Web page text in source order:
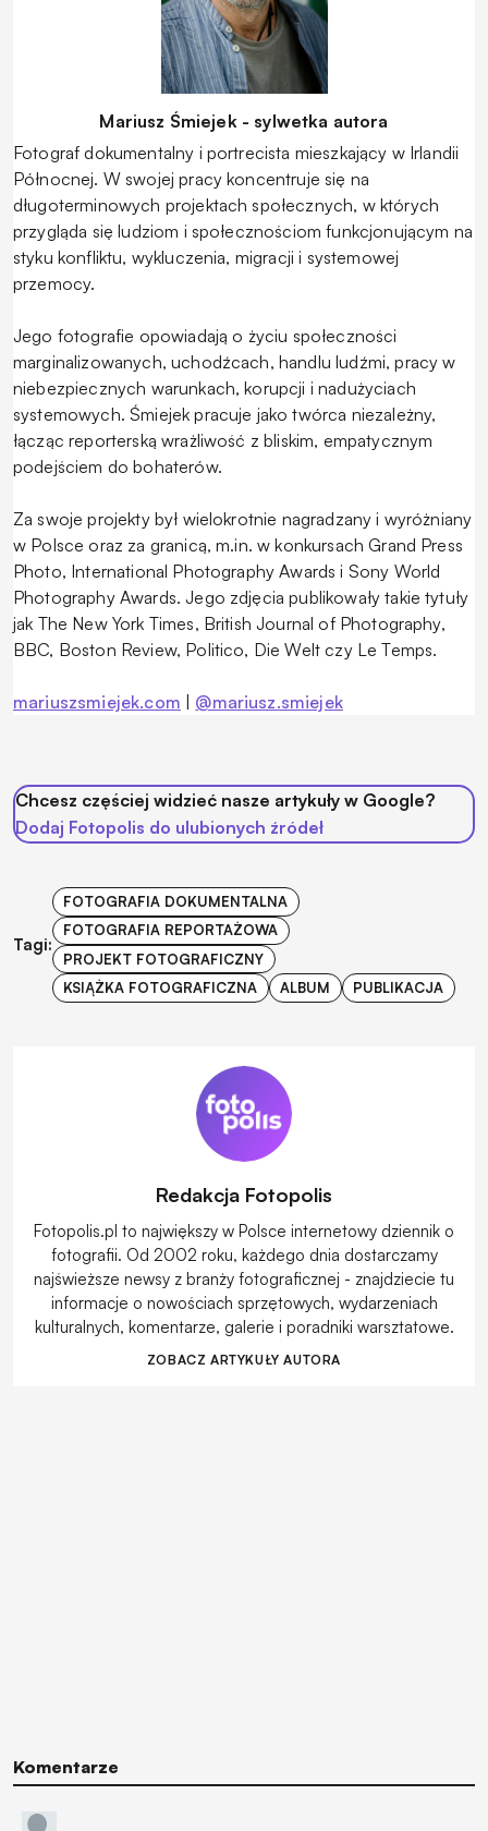
Mariusz Śmiejek - sylwetka autora
Fotograf dokumentalny i portrecista mieszkający w Irlandii
Północnej. W swojej pracy koncentruje się na
długoterminowych projektach społecznych, w których
przygląda się ludziom i społecznościom funkcjonującym na
styku konfliktu, wykluczenia, migracji i systemowej
przemocy.
Jego fotografie opowiadają o życiu społeczności
marginalizowanych, uchodźcach, handlu ludźmi, pracy w
niebezpiecznych warunkach, korupcji i nadużyciach
systemowych. Śmiejek pracuje jako twórca niezależny,
łącząc reporterską wrażliwość z bliskim, empatycznym
podejściem do bohaterów.
Za swoje projekty był wielokrotnie nagradzany i wyróżniany
w Polsce oraz za granicą, m.in. w konkursach Grand Press
Photo, International Photography Awards i Sony World
Photography Awards. Jego zdjęcia publikowały takie tytuły
jak The New York Times, British Journal of Photography,
BBC, Boston Review, Politico, Die Welt czy Le Temps.
mariuszsmiejek.com @mariusz.smiejek
Chcesz częściej widzieć nasze artykuły w Google?
Dodaj Fotopolis do ulubionych źródeł
Tagi:
FOTOGRAFIA DOKUMENTALNA
FOTOGRAFIA REPORTAŻOWA
PROJEKT FOTOGRAFICZNY
KSIĄŻKA FOTOGRAFICZNA
ALBUM PUBLIKACJA
Redakcja Fotopolis
Fotopolis.pl to największy w Polsce internetowy dziennik o
fotografii. Od 2002 roku, każdego dnia dostarczamy
najświeższe newsy z branży fotograficznej - znajdziecie tu
informacje o nowościach sprzętowych, wydarzeniach
kulturalnych, komentarze, galerie i poradniki warsztatowe.
ZOBACZ ARTYKUŁY AUTORA
Komentarze